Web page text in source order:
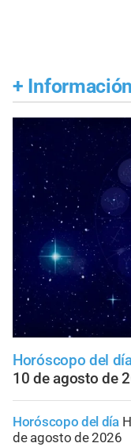
+
Horóscopo del
10 de agosto de
Horóscopo del día
de agosto de 2026